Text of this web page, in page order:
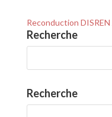
Reconduction
Recherche
Recherche